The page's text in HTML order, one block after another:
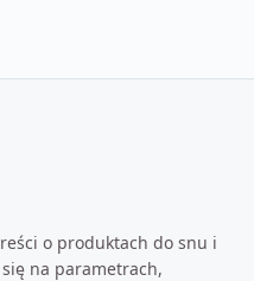
o produktach do snu i
na parametrach,